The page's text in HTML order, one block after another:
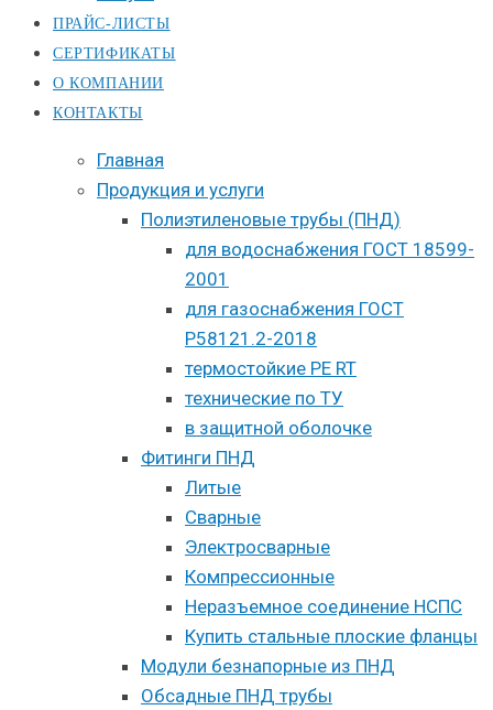
ПРАЙС-ЛИСТЫ
СЕРТИФИКАТЫ
О КОМПАНИИ
КОНТАКТЫ
Главная
Продукция и услуги
Полиэтиленовые трубы (ПНД)
для водоснабжения ГОСТ 18599-
2001
для газоснабжения ГОСТ
Р58121.2-2018
термостойкие PE RT
технические по ТУ
в защитной оболочке
Фитинги ПНД
Литые
Сварные
Электросварные
Компрессионные
Неразъемное соединение НСПС
Купить стальные плоские фланцы
Модули безнапорные из ПНД
Обсадные ПНД трубы